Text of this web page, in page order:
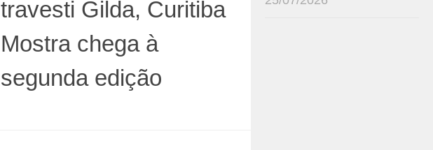
travesti Gilda, Curitiba
Mostra chega à
segunda edição